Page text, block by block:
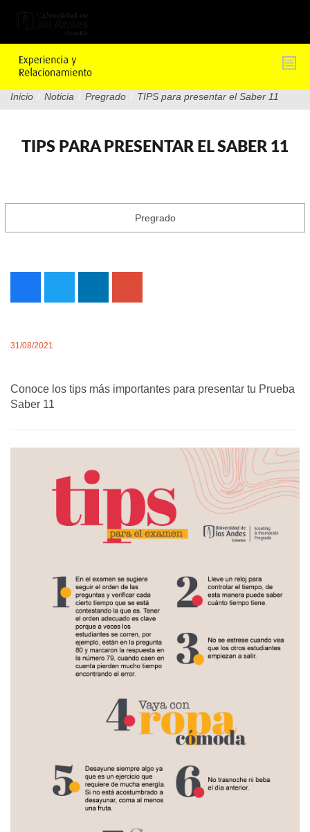
Inicio / Noticia / Pregrado / TIPS para presentar el Saber 11
TIPS PARA PRESENTAR EL SABER 11
Pregrado
31/08/2021
Conoce los tips más importantes para presentar tu Prueba
Saber 11